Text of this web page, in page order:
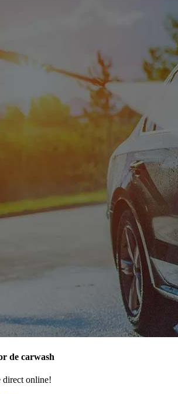
de carwash
direct online!